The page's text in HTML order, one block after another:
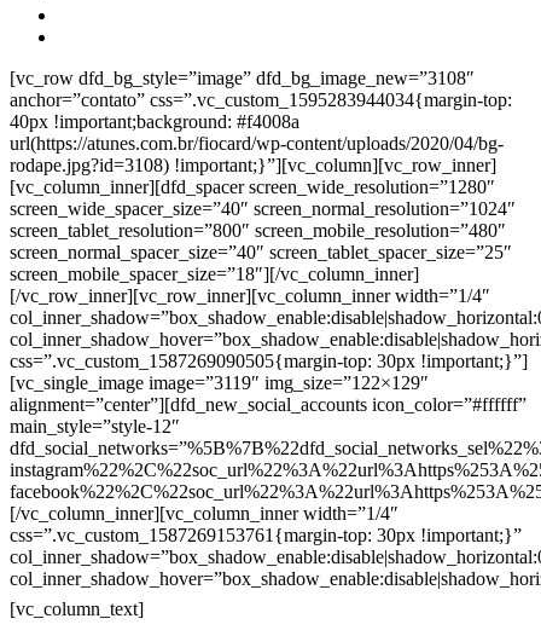
[vc_row dfd_bg_style=”image” dfd_bg_image_new=”3108″
anchor=”contato” css=”.vc_custom_1595283944034{margin-top:
40px !important;background: #f4008a
url(https://atunes.com.br/fiocard/wp-content/uploads/2020/04/bg-
rodape.jpg?id=3108) !important;}”][vc_column][vc_row_inner]
[vc_column_inner][dfd_spacer screen_wide_resolution=”1280″
screen_wide_spacer_size=”40″ screen_normal_resolution=”1024″
screen_tablet_resolution=”800″ screen_mobile_resolution=”480″
screen_normal_spacer_size=”40″ screen_tablet_spacer_size=”25″
screen_mobile_spacer_size=”18″][/vc_column_inner]
[/vc_row_inner][vc_row_inner][vc_column_inner width=”1/4″
css=”.vc_custom_1587269090505{margin-top: 30px !important;}”]
[vc_single_image image=”3119″ img_size=”122×129″
alignment=”center”][dfd_new_social_accounts icon_color=”#ffffff”
main_style=”style-12″
[/vc_column_inner][vc_column_inner width=”1/4″
css=”.vc_custom_1587269153761{margin-top: 30px !important;}”
[vc_column_text]